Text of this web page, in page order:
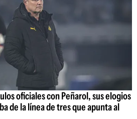
oficiales con Peñarol, sus elogios
de la línea de tres que apunta al